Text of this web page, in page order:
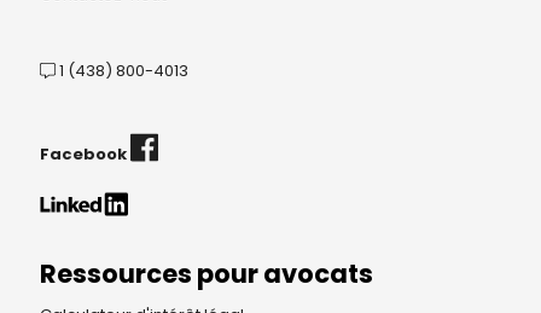
1 (438) 800-4013
Facebook
Ressources pour avocats